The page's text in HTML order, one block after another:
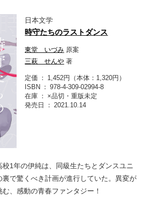
日本文学
時守たちのラストダンス
東堂 いづみ 原案
三萩 せんや 著
定価
1,452円（本体：1,320円）
ISBN
978-4-309-02994-8
在庫
×品切・重版未定
発売日
2021.10.14
1年の伊純は、同級生たちとダンスユニ
裏で驚くべき計画が進行していた。異変が
、感動の青春ファンタジー！